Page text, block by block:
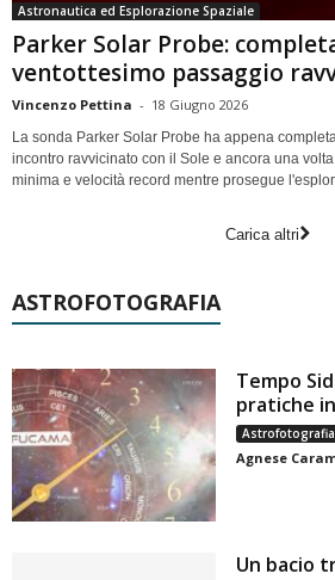
Astronautica ed Esplorazione Spaziale
Parker Solar Probe:
ventottesimo passaggio
Vincenzo Pettina - 18 Giugno 2026
La sonda Parker Solar Probe ha appena
incontro ravvicinato con il Sole e ancora una
minima e velocità record mentre prosegue
Carica altri
ASTROFOTOGRAFIA
Tempo
pratiche
Astrofotografia
Agnese
Un bacio